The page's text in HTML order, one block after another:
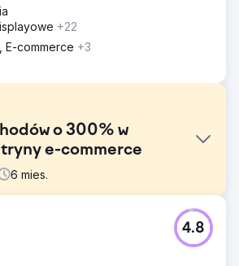
+22
E-commerce +3
o 300% w
e-commerce
6 mies.
zajmująca się sprzedażą ekspresów
produktów na rynku australijskim.
4.8